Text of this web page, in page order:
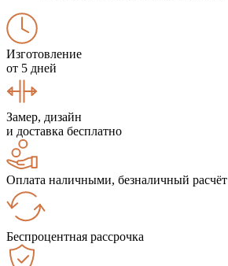
Изготовление
от 5 дней
Замер, дизайн
и доставка бесплатно
Оплата наличными, безналичный расчёт
Беспроцентная рассрочка